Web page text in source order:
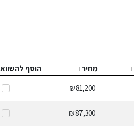
מחיר
הוסף
81,200 ₪
87,300 ₪